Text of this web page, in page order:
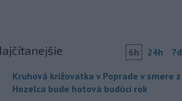
6h 24h 7d
Kruhová križovatka v Poprade v smere z
Hozelca bude hotová budúci rok